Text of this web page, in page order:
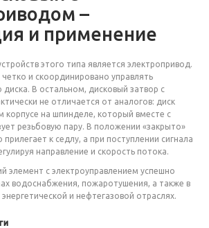
–
и применение
этого типа является электропривод.
и скоординировано управлять
В остальном, дисковый затвор с
не отличается от аналогов: диск
корпусе на шпинделе, который вместе с
резьбовую пару. В положении «закрыто»
к седлу, а при поступлении сигнала
направление и скорость потока.
элемент с электроуправлением успешно
водоснабжения, пожаротушения, а также в
и нефтегазовой отраслях.